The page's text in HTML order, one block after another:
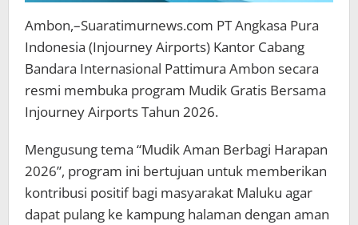
Ambon,–Suaratimurnews.com PT Angkasa Pura
Indonesia (Injourney Airports) Kantor Cabang
Bandara Internasional Pattimura Ambon secara
resmi membuka program Mudik Gratis Bersama
Injourney Airports Tahun 2026.
Mengusung tema “Mudik Aman Berbagi Harapan
2026”, program ini bertujuan untuk memberikan
kontribusi positif bagi masyarakat Maluku agar
dapat pulang ke kampung halaman dengan aman